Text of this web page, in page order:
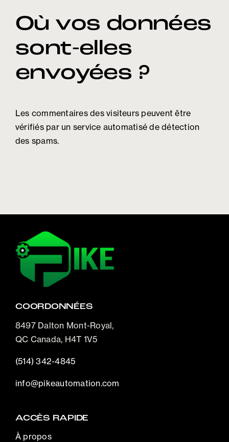
Où vos données
sont-elles
envoyées ?
Les commentaires des visiteurs peuvent être
vérifiés par un service automatisé de détection
des spams.
COORDONNÉES
8497 Dalton Mont-Royal,
QC Canada, H4T 1V5
(514) 342-4845
info@pikeautomation.com
ACCÈS RAPIDE
À propos